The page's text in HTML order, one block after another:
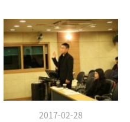
2017-02-28